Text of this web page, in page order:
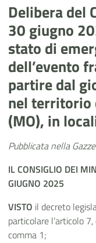
Delibera del
30 giugno
stato di
dell’evento
partire dal
nel territorio
(MO), in
Pubblicata nella
IL CONSIGLIO DEI
GIUGNO 2025
VISTO il decreto
particolare l’articolo
comma 1;